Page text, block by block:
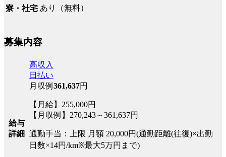
寮・社宅 あり（無料）
募集内容
給与
詳細
高収入
日払い
月収例 361,637円
【月給】255,000円
【月収例】270,243～361,637円
通勤手当：上限 月額 20,000円(通勤距離(往復)×出勤
日数×14円/km※最大5万円まで)